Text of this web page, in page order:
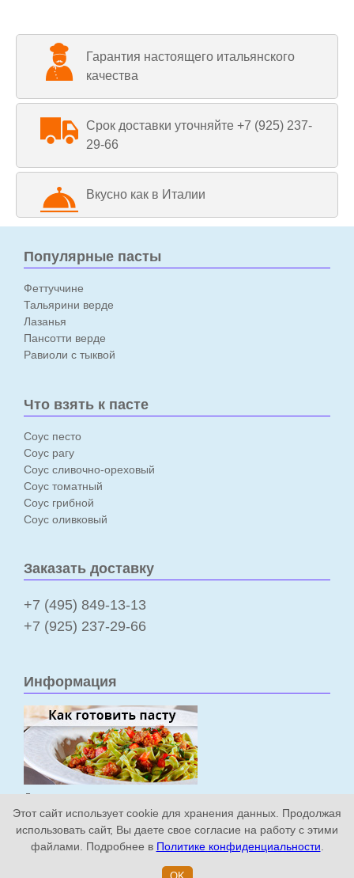
Гарантия настоящего итальянского
качества
Срок доставки уточняйте +7 (925) 237-
29-66
Вкусно как в Италии
Популярные пасты
Феттуччине
Тальярини верде
Лазанья
Пансотти верде
Равиоли с тыквой
Что взять к пасте
Соус песто
Соус рагу
Соус сливочно-ореховый
Соус томатный
Соус грибной
Соус оливковый
Заказать доставку
+7 (495) 849-13-13
+7 (925) 237-29-66
Информация
Доставка и оплата
Политика конфиденциальности
FioRitta Pasta Fresca © 2014-2026
Этот сайт использует cookie для хранения данных. Продолжая
использовать сайт, Вы даете свое согласие на работу с этими
файлами. Подробнее в Политике конфиденциальности